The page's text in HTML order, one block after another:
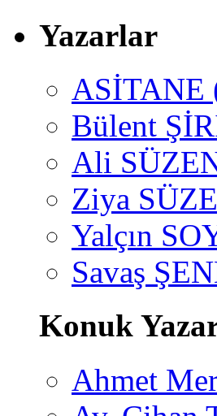
Yazarlar
ASİTANE
Bülent
Ali
Ziya
Yalçın
Savaş
Konuk
Ahmet